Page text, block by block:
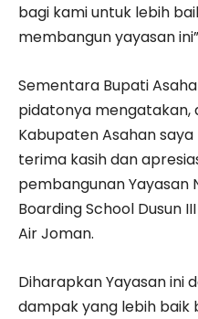
bagi kami untuk lebih
membangun yayasan
Sementara Bupati
pidatonya mengatakan,
Kabupaten Asahan
terima kasih dan
pembangunan Yayasan
Boarding School Dusun
Air Joman.
Diharapkan Yayasan ini
dampak yang lebih baik